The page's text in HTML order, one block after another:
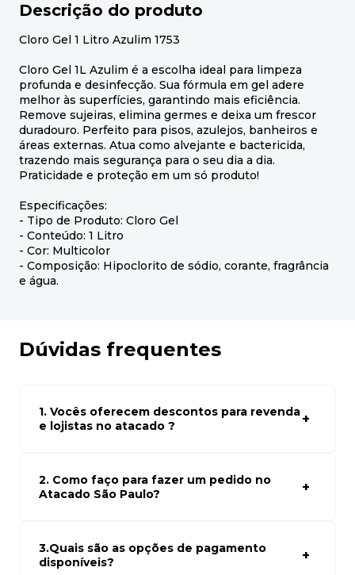
Descrição do produto
Cloro Gel 1 Litro Azulim 1753
Cloro Gel 1L Azulim é a escolha ideal para limpeza
profunda e desinfecção. Sua fórmula em gel adere
melhor às superfícies, garantindo mais eficiência.
Remove sujeiras, elimina germes e deixa um frescor
duradouro. Perfeito para pisos, azulejos, banheiros e
áreas externas. Atua como alvejante e bactericida,
trazendo mais segurança para o seu dia a dia.
Praticidade e proteção em um só produto!
Especificações:
- Tipo de Produto: Cloro Gel
- Conteúdo: 1 Litro
- Cor: Multicolor
- Composição: Hipoclorito de sódio, corante, fragrância
e água.
Dúvidas frequentes
1. Vocês oferecem descontos para revenda
e lojistas no atacado ?
atacado empresas e compre com os melhores preços
para seu modelo de negócio
2. Como faço para fazer um pedido no
Atacado São Paulo?
carrinho. Em seguida, siga as instruções para finalizar a
compra. Se precisar de ajuda, nossa equipe de suporte
está à disposição para auxiliá-lo.
3.Quais são as opções de pagamento
disponíveis?